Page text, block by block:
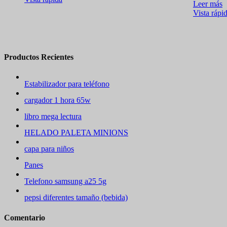
Leer más
Vista
Productos Recientes
Estabilizador para teléfono
cargador 1 hora 65w
libro mega lectura
HELADO PALETA MINIONS
capa para niños
Panes
Telefono samsung a25 5g
pepsi diferentes tamaño (bebida)
Comentario